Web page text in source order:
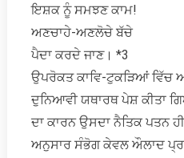
ਇਸ਼ਕ ਨੂੰ ਸਮਝਣ ਕਾਮ!
ਅਣਚਾਹੇ-ਅਣਲੋਚੇ ਬੱਚੇ
ਪੈਦਾ ਕਰਦੇ ਜਾਣ। *3
ਉਪਰੋਕਤ ਕਾਵਿ-ਟੁਕੜਿਆਂ ਵਿੱਚ
ਦੁਨਿਆਵੀ ਯਥਾਰਥ ਪੇਸ਼ ਕੀਤਾ
ਦਾ ਕਾਰਨ ਉਸਦਾ ਨੈਤਿਕ ਪਤਨ
ਅਨੁਸਾਰ ਸੰਭੋਗ ਕੇਵਲ ਔਲਾਦ